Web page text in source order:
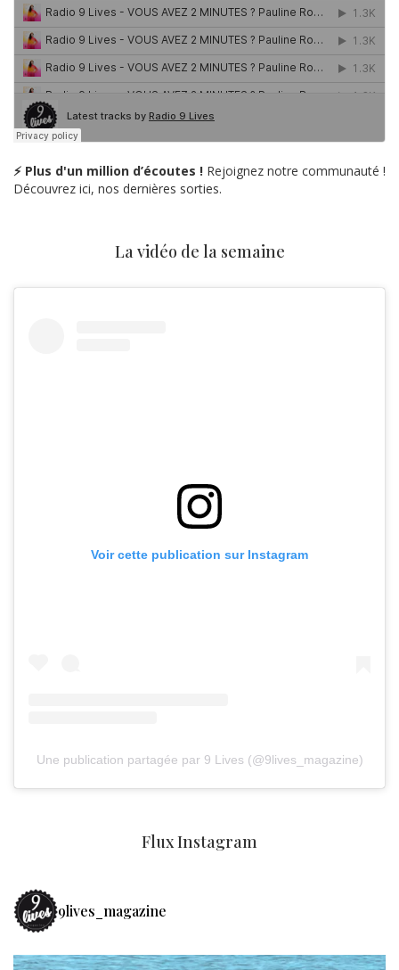
⚡ Plus d'un million d’écoutes ! Rejoignez notre communauté !
Découvrez ici, nos dernières sorties.
La vidéo de la semaine
Voir cette publication sur Instagram
Une publication partagée par 9 Lives (@9lives_magazine)
Flux Instagram
9lives_magazine